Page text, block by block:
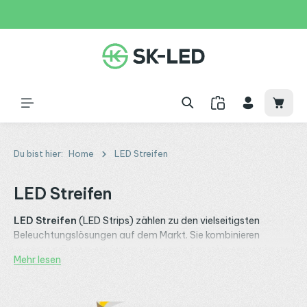
Du bist hier: Home LED Streifen
LED Streifen
LED Streifen (LED Strips) zählen zu den vielseitigsten
Beleuchtungslösungen auf dem Markt. Sie kombinieren
flexibel in nahezu jedem Raum oder Projekt einsetzen. Ob für
Mehr lesen